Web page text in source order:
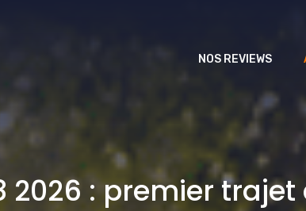
NOS REVIEWS
2026 : premier